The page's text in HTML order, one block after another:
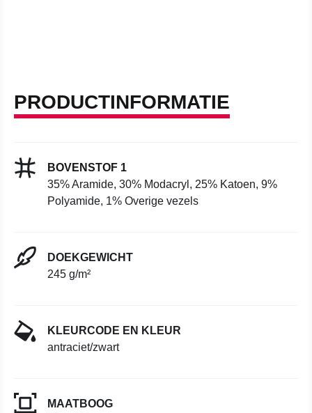
PRODUCTINFORMATIE
BOVENSTOF 1
35% Aramide, 30% Modacryl, 25% Katoen, 9%
Polyamide, 1% Overige vezels
DOEKGEWICHT
245 g/m²
KLEURCODE EN KLEUR
antraciet/zwart
MAATBOOG